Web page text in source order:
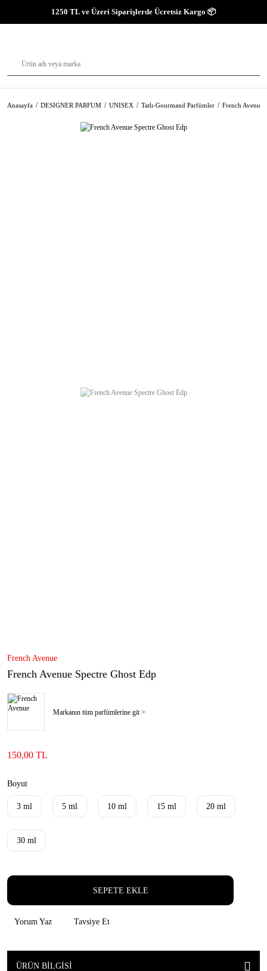
1250 TL ve Üzeri Siparişlerde Ücretsiz Kargo 📦
Anasayfa DESIGNER PARFUM UNISEX Tatlı-Gourmand Parfümler French Avenue
French Avenue
French Avenue Spectre Ghost Edp
Markanın tüm parfümlerine git >
150,00 TL
Boyut
3 ml 5 ml 10 ml 15 ml 20 ml
30 ml
SEPETE EKLE
Yorum Yaz Tavsiye Et
ÜRÜN BILGISI